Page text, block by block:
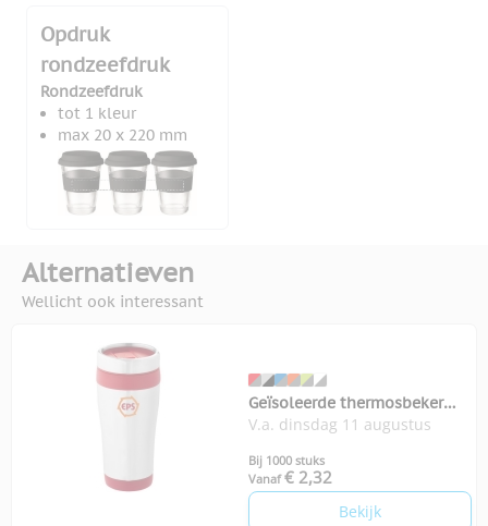
Opdruk
rondzeefdruk
Rondzeefdruk
tot 1 kleur
max 20 x 220 mm
Alternatieven
Wellicht ook interessant
Geïsoleerde thermosbeker
Elwood 410 ml
V.a. dinsdag 11 augustus
Bij 1000 stuks
Vanaf € 2,32
Bekijk